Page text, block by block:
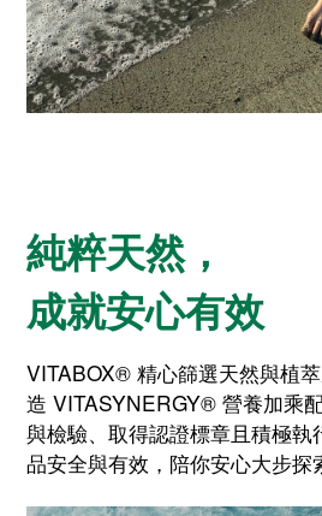
純粹天然，
成就安心有效
VITABOX® 精心篩選天然與植
造 VITASYNERGY® 營養加乘
與檢驗、取得認證標章且積極執
品安全與有效，陪你安心大步探